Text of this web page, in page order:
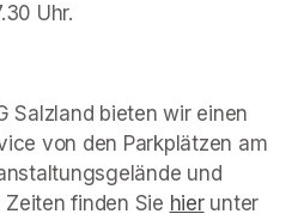
Uhr.
Salzland bieten wir einen
von den Parkplätzen am
und
finden Sie hier(opens in
unter